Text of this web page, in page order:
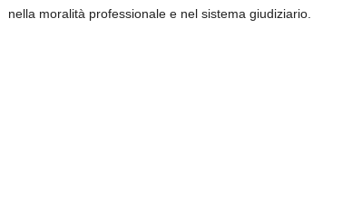
nella moralità professionale e nel sistema giudiziario.